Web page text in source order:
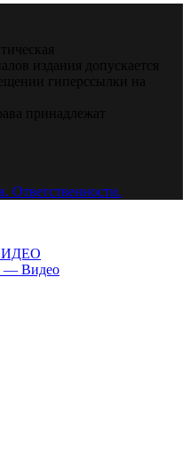
издания допускается
гиперссылки на
принадлежат
Ответственности.
— Видео